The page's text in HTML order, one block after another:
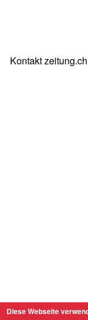
Kontakt zeitung.ch
Diese Webseite